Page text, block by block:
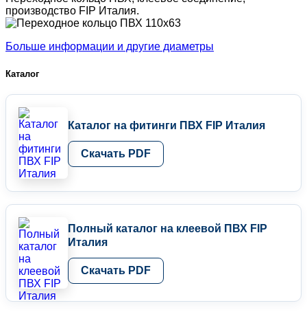
производство FIP Италия.
Больше информации и другие диаметры
Каталог
Каталог на фитинги ПВХ FIP Италия
Скачать PDF
Полный каталог на клеевой ПВХ FIP
Италия
Скачать PDF